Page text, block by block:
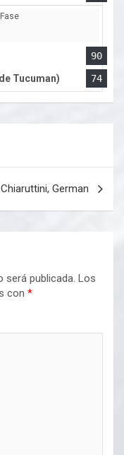
90
Tucuman)
74
Chiaruttini, German
será publicada. Los
con *